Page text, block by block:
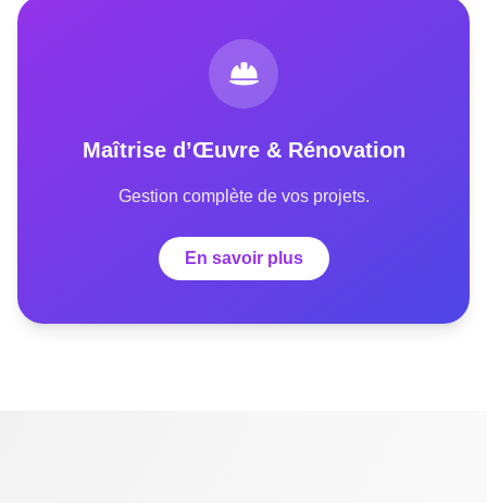
Maîtrise d’Œuvre & Rénovation
Gestion complète de vos projets.
En savoir plus